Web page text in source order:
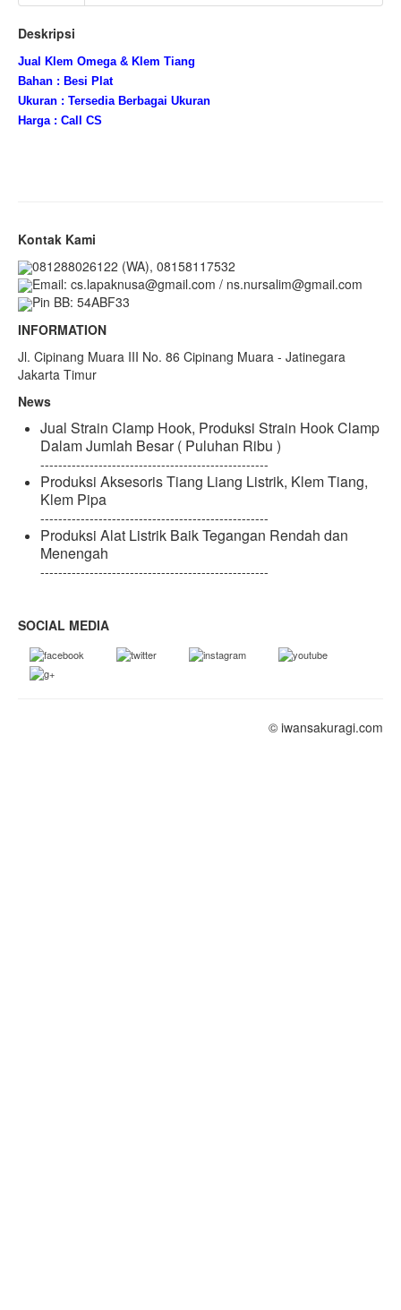
Deskripsi
Jual Klem Omega & Klem Tiang
Bahan : Besi Plat
Ukuran : Tersedia Berbagai Ukuran
Harga : Call CS
Kontak Kami
081288026122 (WA), 08158117532
Email: cs.lapaknusa@gmail.com / ns.nursalim@gmail.com
Pin BB: 54ABF33
INFORMATION
Jl. Cipinang Muara III No. 86 Cipinang Muara - Jatinegara
Jakarta Timur
News
Jual Strain Clamp Hook, Produksi Strain Hook Clamp
Dalam Jumlah Besar ( Puluhan Ribu )
---------------------------------------------------
Produksi Aksesoris Tiang Liang Listrik, Klem Tiang,
Klem Pipa
---------------------------------------------------
Produksi Alat Listrik Baik Tegangan Rendah dan
Menengah
---------------------------------------------------
SOCIAL MEDIA
© iwansakuragi.com